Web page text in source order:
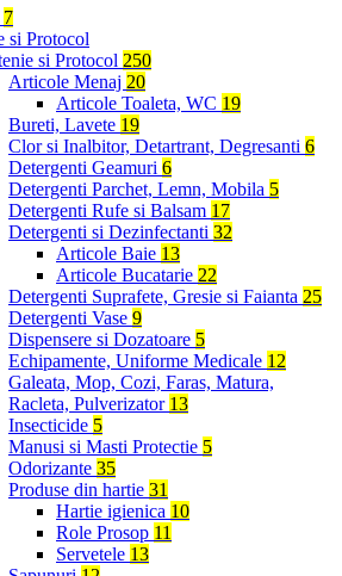
7
si Protocol 250
Articole Menaj 20
Articole Toaleta, WC 19
Bureti, Lavete 19
Clor si Inalbitor, Detartrant, Degresanti 6
Detergenti Geamuri 6
Detergenti Parchet, Lemn, Mobila 5
Detergenti Rufe si Balsam 17
Detergenti si Dezinfectanti 32
Articole Baie 13
Articole Bucatarie 22
Detergenti Suprafete, Gresie si Faianta 25
Detergenti Vase 9
Dispensere si Dozatoare 5
Echipamente, Uniforme Medicale 12
Galeata, Mop, Cozi, Faras, Matura,
Racleta, Pulverizator 13
Insecticide 5
Manusi si Masti Protectie 5
Odorizante 35
Produse din hartie 31
Hartie igienica 10
Role Prosop 11
Servetele 13